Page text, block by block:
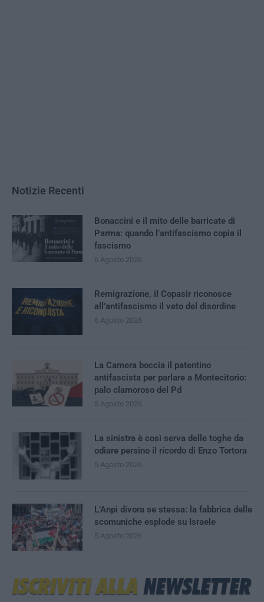
Notizie Recenti
Bonaccini e il mito delle barricate di
Parma: quando l’antifascismo copia il
fascismo
6 Agosto 2026
Remigrazione, il Copasir riconosce
all’antifascismo il veto del disordine
6 Agosto 2026
La Camera boccia il patentino
antifascista per parlare a Montecitorio:
palo clamoroso del Pd
5 Agosto 2026
La sinistra è così serva delle toghe da
odiare persino il ricordo di Enzo Tortora
5 Agosto 2026
L’Anpi divora se stessa: la fabbrica delle
scomuniche esplode su Israele
5 Agosto 2026